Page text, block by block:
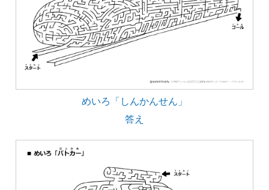
めいろ「しんかんせん」
答え